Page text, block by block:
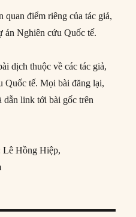
quan điểm riêng của tác giả,
án Nghiên cứu Quốc tế.
dịch thuộc về các tác giả,
Quốc tế. Mọi bài đăng lại,
dẫn link tới bài gốc trên
Lê Hồng Hiệp,